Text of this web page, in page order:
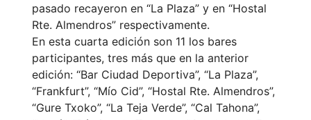
pasado recayeron en “La Plaza” y en “Hostal
Rte. Almendros” respectivamente.
En esta cuarta edición son 11 los bares
participantes, tres más que en la anterior
edición: “Bar Ciudad Deportiva”, “La Plaza”,
“Frankfurt”, “Mío Cid”, “Hostal Rte. Almendros”,
“Gure Txoko”, “La Teja Verde”, “Cal Tahona”,